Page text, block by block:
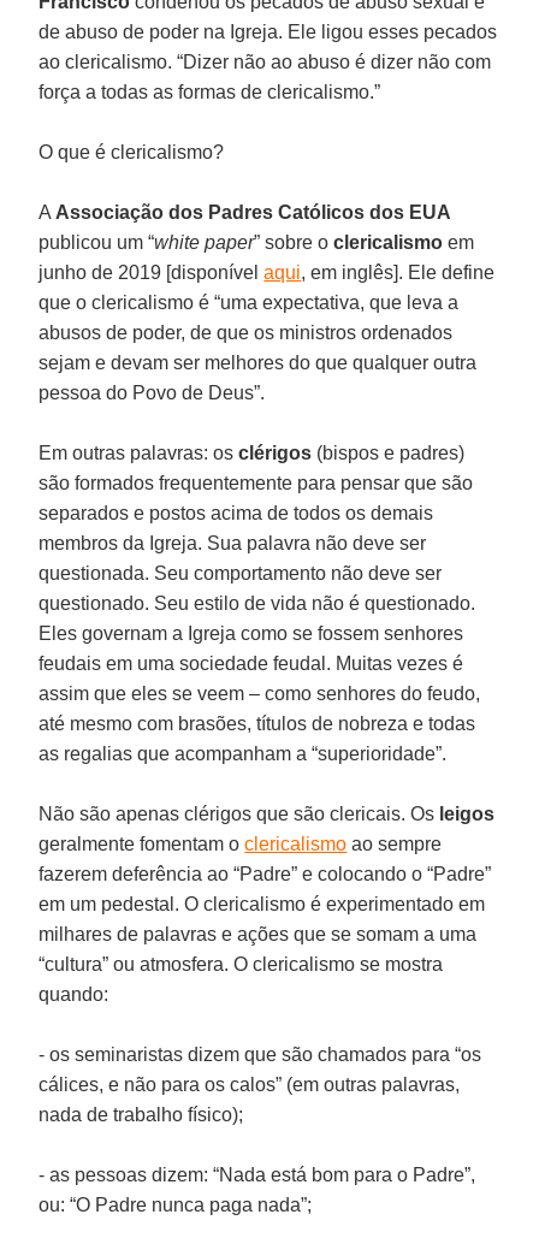
de abuso de poder na Igreja. Ele ligou esses pecados
ao clericalismo. “Dizer não ao abuso é dizer não com
força a todas as formas de clericalismo.”
O que é clericalismo?
A Associação dos Padres Católicos dos EUA
publicou um “white paper” sobre oclericalismo em
junho de 2019 [disponívelaqui, em inglês]. Ele define
que o clericalismo é “uma expectativa, que leva a
abusos de poder, de que os ministros ordenados
sejam e devam ser melhores do que qualquer outra
pessoa do Povo de Deus”.
Em outras palavras: osclérigos (bispos e padres)
são formados frequentemente para pensar que são
separados e postos acima de todos os demais
membros da Igreja. Sua palavra não deve ser
questionada. Seu comportamento não deve ser
questionado. Seu estilo de vida não é questionado.
Eles governam a Igreja como se fossem senhores
feudais em uma sociedade feudal. Muitas vezes é
assim que eles se veem – como senhores do feudo,
até mesmo com brasões, títulos de nobreza e todas
as regalias que acompanham a “superioridade”.
Não são apenas clérigos que são clericais. Os leigos
geralmente fomentam oclericalismo ao sempre
fazerem deferência ao “Padre” e colocando o “Padre”
em um pedestal. O clericalismo é experimentado em
milhares de palavras e ações que se somam a uma
“cultura” ou atmosfera. O clericalismo se mostra
quando:
- os seminaristas dizem que são chamados para “os
cálices, e não para os calos” (em outras palavras,
nada de trabalho físico);
- as pessoas dizem: “Nada está bom para o Padre”,
ou: “O Padre nunca paga nada”;